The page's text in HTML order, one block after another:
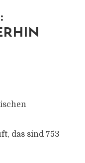
das sind 753